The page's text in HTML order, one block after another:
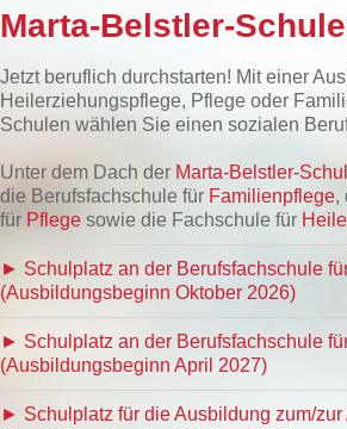
Marta-Belstler-
Jetzt beruflich durchstarten! Mit einer
Heilerziehungspflege, Pflege oder
Schulen wählen Sie einen sozialen
Unter dem Dach der Marta-Belstler-
die Berufsfachschule für Familienpflege,
für Pflege sowie die Fachschule für
► Schulplatz an der Berufsfachschule
(Ausbildungsbeginn Oktober 2026)
► Schulplatz an der Berufsfachschule
(Ausbildungsbeginn April 2027)
► Schulplatz für die Ausbildung zum/